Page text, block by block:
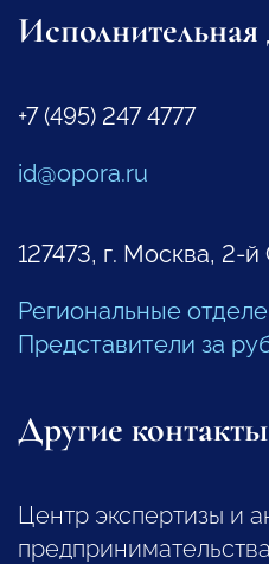
Исполнительная
+7 (495) 247 4777
id@opora.ru
127473, г. Москва, 2-
Региональные
Представители за
Другие контакты
Центр экспертизы и
предпринимательства